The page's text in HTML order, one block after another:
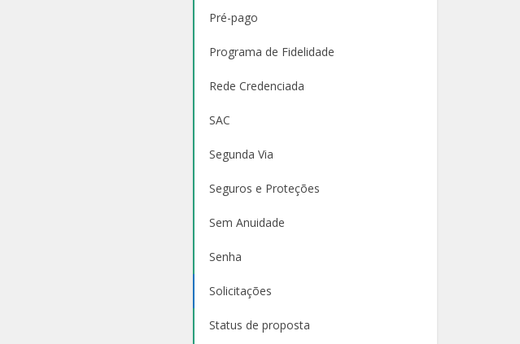
Pré-pago
Programa de Fidelidade
Rede Credenciada
SAC
Segunda Via
Seguros e Proteções
Sem Anuidade
Senha
Solicitações
Status de proposta